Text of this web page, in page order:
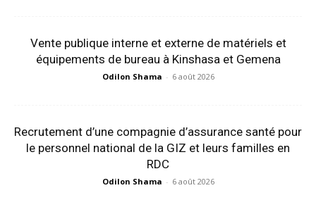
Vente publique interne et externe de matériels et
équipements de bureau à Kinshasa et Gemena
Odilon Shama - 6 août 2026
Recrutement d’une compagnie d’assurance santé pour
le personnel national de la GIZ et leurs familles en
RDC
Odilon Shama - 6 août 2026